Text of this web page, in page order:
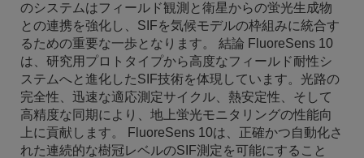
のシステムはフィールド観測と衛星からの蛍光生成物
との連携を強化し、SIFを気候モデルの枠組みに統合す
るための重要な一歩となります。 結論 FluoreSens 10
は、研究用プロトタイプから高度なフィールド耐性シ
ステムへと進化したSIF技術を体現しています。光路の
完全性、迅速な適応測定サイクル、熱安定性、そして
高精度な同期により、地上蛍光モニタリングの性能向
上に貢献します。 FluoreSens 10は、正確かつ自動化さ
れた連続的な樹冠レベルのSIF測定を可能にすること